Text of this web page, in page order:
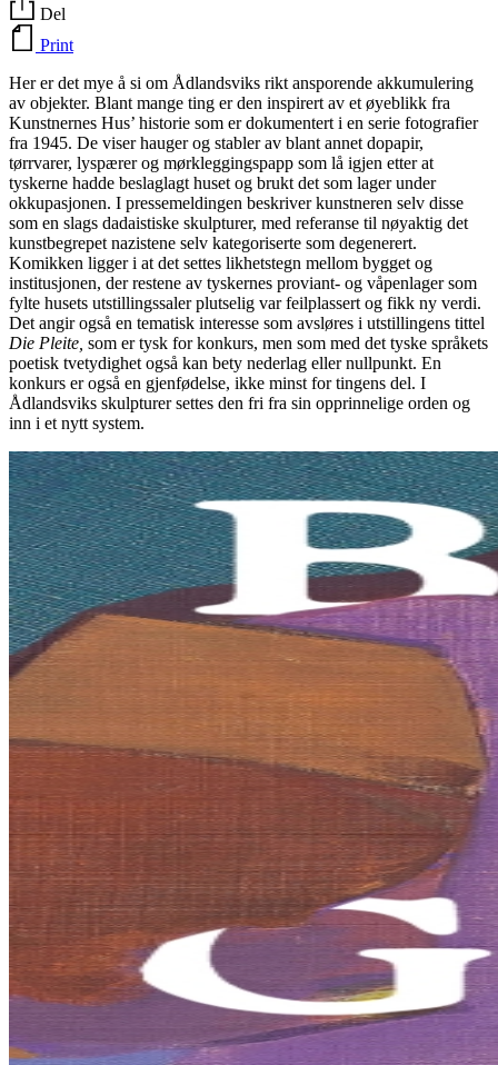
Del
Print
Her er det mye å si om Ådlandsviks rikt ansporende akkumulering
av objekter. Blant mange ting er den inspirert av et øyeblikk fra
Kunstnernes Hus’ historie som er dokumentert i en serie fotografier
fra 1945. De viser hauger og stabler av blant annet dopapir,
tørrvarer, lyspærer og mørkleggingspapp som lå igjen etter at
tyskerne hadde beslaglagt huset og brukt det som lager under
okkupasjonen. I pressemeldingen beskriver kunstneren selv disse
som en slags dadaistiske skulpturer, med referanse til nøyaktig det
kunstbegrepet nazistene selv kategoriserte som degenerert.
Komikken ligger i at det settes likhetstegn mellom bygget og
institusjonen, der restene av tyskernes proviant- og våpenlager som
fylte husets utstillingssaler plutselig var feilplassert og fikk ny verdi.
Det angir også en tematisk interesse som avsløres i utstillingens tittel
Die Pleite, som er tysk for konkurs, men som med det tyske språkets
poetisk tvetydighet også kan bety nederlag eller nullpunkt. En
konkurs er også en gjenfødelse, ikke minst for tingens del. I
Ådlandsviks skulpturer settes den fri fra sin opprinnelige orden og
inn i et nytt system.